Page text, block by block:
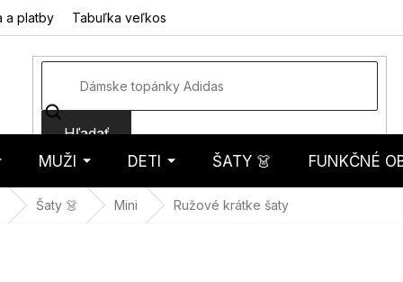
a platby Tabuľka veľkostí
Hľadať
MUŽI DETI ŠATY 👗 FUNKČNÉ
Šaty 👗 Mini Ružové krátke šaty